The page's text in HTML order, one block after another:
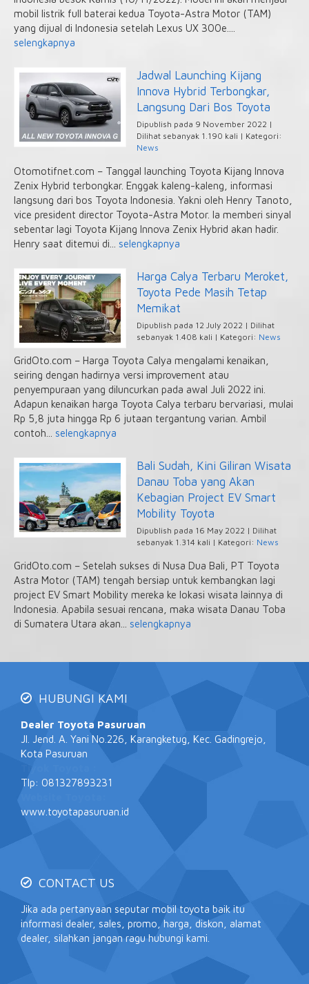
mobil listrik full baterai kedua Toyota-Astra Motor (TAM)
yang dijual di Indonesia setelah Lexus UX 300e....
selengkapnya
Jadwal Launching Kijang
Innova Hybrid Terbongkar,
Langsung Dari Bos Toyota
Dipublish pada 9 November 2022 |
Dilihat sebanyak 1.190 kali | Kategori:
News
Otomotifnet.com – Tanggal launching Toyota Kijang Innova
Zenix Hybrid terbongkar. Enggak kaleng-kaleng, informasi
langsung dari bos Toyota Indonesia. Yakni oleh Henry Tanoto,
vice president director Toyota-Astra Motor. Ia memberi sinyal
sebentar lagi Toyota Kijang Innova Zenix Hybrid akan hadir.
Henry saat ditemui di... selengkapnya
Harga Calya Terbaru Meroket,
Toyota Pede Masih Tetap
Memikat
Dipublish pada 12 July 2022 | Dilihat
sebanyak 1.408 kali | Kategori: News
GridOto.com – Harga Toyota Calya mengalami kenaikan,
seiring dengan hadirnya versi improvement atau
penyempuraan yang diluncurkan pada awal Juli 2022 ini.
Adapun kenaikan harga Toyota Calya terbaru bervariasi, mulai
Rp 5,8 juta hingga Rp 6 jutaan tergantung varian. Ambil
contoh... selengkapnya
Bali Sudah, Kini Giliran Wisata
Danau Toba yang Akan
Kebagian Project EV Smart
Mobility Toyota
Dipublish pada 16 May 2022 | Dilihat
sebanyak 1.314 kali | Kategori: News
GridOto.com – Setelah sukses di Nusa Dua Bali, PT Toyota
Astra Motor (TAM) tengah bersiap untuk kembangkan lagi
project EV Smart Mobility mereka ke lokasi wisata lainnya di
Indonesia. Apabila sesuai rencana, maka wisata Danau Toba
di Sumatera Utara akan... selengkapnya
HUBUNGI KAMI
Dealer Toyota Pasuruan
Jl. Jend. A. Yani No.226, Karangketug, Kec. Gadingrejo,
Kota Pasuruan
Tlp: 081327893231
www.toyotapasuruan.id
CONTACT US
Jika ada pertanyaan seputar mobil toyota baik itu
informasi dealer, sales, promo, harga, diskon, alamat
dealer, silahkan jangan ragu hubungi kami.